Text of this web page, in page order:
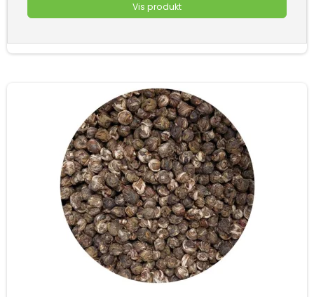
Vis produkt